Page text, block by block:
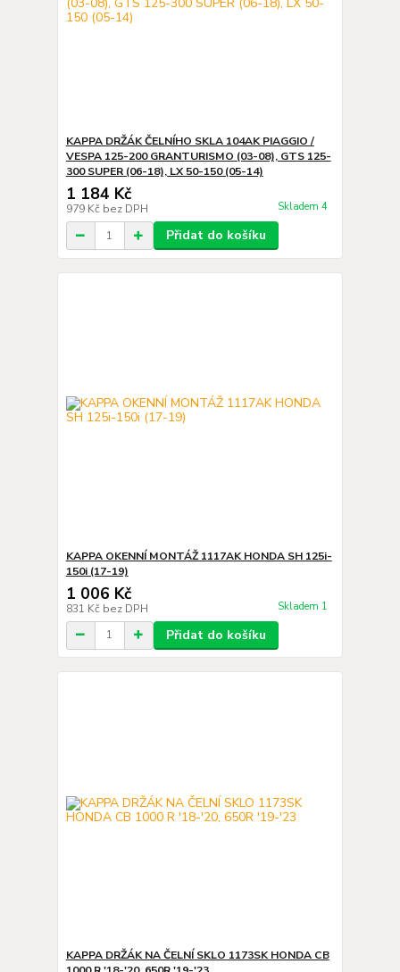
KAPPA DRŽÁK ČELNÍHO SKLA 104AK PIAGGIO /
VESPA 125-200 GRANTURISMO (03-08), GTS 125-
300 SUPER (06-18), LX 50-150 (05-14)
1 184 Kč
979 Kč bez DPH Skladem 4
Přidat do košíku
KAPPA OKENNÍ MONTÁŽ 1117AK HONDA SH 125i-
150i (17-19)
1 006 Kč
831 Kč bez DPH Skladem 1
Přidat do košíku
KAPPA DRŽÁK NA ČELNÍ SKLO 1173SK HONDA CB